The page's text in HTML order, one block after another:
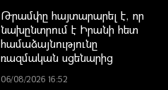
Թրամփը հայտարարել է, որ
նախընտրում է Իրանի հետ
համաձայնությունը
ռազմական սցենարից
06/08/2026 16:52